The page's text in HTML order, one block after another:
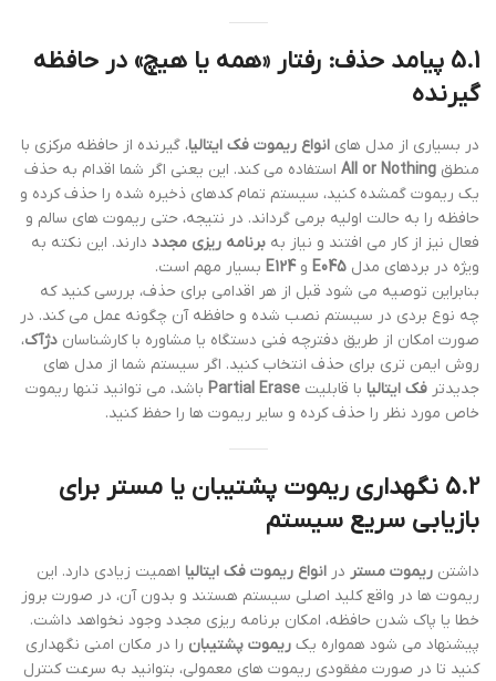
5.1 پیامد حذف: رفتار «همه یا هیچ» در حافظه
گیرنده
در بسیاری از مدل های انواع ریموت فک ایتالیا، گیرنده از حافظه مرکزی با
منطق All or Nothing استفاده می کند. این یعنی اگر شما اقدام به حذف
یک ریموت گمشده کنید، سیستم تمام کدهای ذخیره شده را حذف کرده و
حافظه را به حالت اولیه برمی گرداند. در نتیجه، حتی ریموت های سالم و
فعال نیز از کار می افتند و نیاز به برنامه ریزی مجدد دارند. این نکته به
ویژه در بردهای مدل E045 وE124 بسیار مهم است.
بنابراین توصیه می شود قبل از هر اقدامی برای حذف، بررسی کنید که
چه نوع بردی در سیستم نصب شده و حافظه آن چگونه عمل می کند. در
صورت امکان از طریق دفترچه فنی دستگاه یا مشاوره با کارشناسان دژآک،
روش ایمن تری برای حذف انتخاب کنید. اگر سیستم شما از مدل های
جدیدتر فک ایتالیا با قابلیت Partial Erase باشد، می توانید تنها ریموت
خاص مورد نظر را حذف کرده و سایر ریموت ها را حفظ کنید.
5.2 نگهداری ریموت پشتیبان یا مستر برای
بازیابی سریع سیستم
داشتن ریموت مستر در انواع ریموت فک ایتالیا اهمیت زیادی دارد. این
ریموت ها در واقع کلید اصلی سیستم هستند و بدون آن، در صورت بروز
خطا یا پاک شدن حافظه، امکان برنامه ریزی مجدد وجود نخواهد داشت.
پیشنهاد می شود همواره یک ریموت پشتیبان را در مکان امنی نگهداری
کنید تا در صورت مفقودی ریموت های معمولی، بتوانید به سرعت کنترل